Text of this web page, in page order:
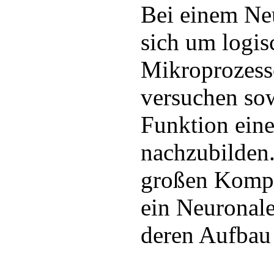
Bei einem
sich um
versuchen
Funktion
großen
ein
deren